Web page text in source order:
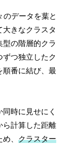
のデータを葉と
大きなクラスタ
型の階層的クラ
ずつ独立したク
順番に結び、最
時に見せにく
ら計算した距離
め、クラスター